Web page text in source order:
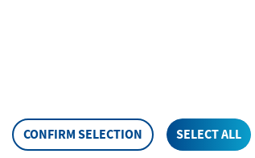
dem gemeinschaftlichen
CONFIRM SELECTION SELECT ALL